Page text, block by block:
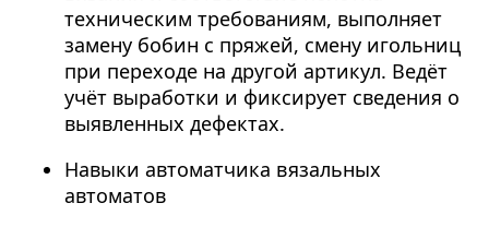
техническим требованиям, выполняет
замену бобин с пряжей, смену игольниц
при переходе на другой артикул. Ведёт
учёт выработки и фиксирует сведения о
выявленных дефектах.
Навыки автоматчика вязальных
автоматов